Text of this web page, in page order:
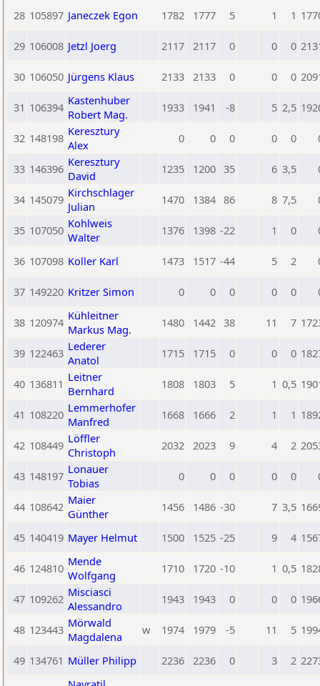
28 105897 Janeczek Egon 1782 1777 5 1 1
29 106008 Jetzl Joerg 2117 2117 0 0 0
30 106050 Jürgens Klaus 2133 2133 0 0 0
31 106394 Kastenhuber
Robert Mag.
1933 1941 -8 5 2,5
32 148198 Keresztury
Alex
0 0 0 0 0
33 146396 Keresztury
David
1235 1200 35 6 3,5
34 145079 Kirchschlager
Julian
1470 1384 86 8 7,5
35 107050 Kohlweis
Walter
1376 1398 -22 1 0
36 107098 Koller Karl 1473 1517 -44 5 2
37 149220 Kritzer Simon 0 0 0 0 0
38 120974 Kühleitner
Markus Mag.
1480 1442 38 11 7
39 122463 Lederer
Anatol
1715 1715 0 0 0
40 136811 Leitner
Bernhard
1808 1803 5 1 0,5
41 108220 Lemmerhofer
Manfred
1668 1666 2 1 1
42 108449 Löffler
Christoph
2032 2023 9 4 2
43 148197 Lonauer
Tobias
0 0 0 0 0
44 108642 Maier
Günther
1456 1486 -30 7 3,5
45 140419 Mayer Helmut 1500 1525 -25 9 4
46 124810 Mende
Wolfgang
1710 1720 -10 1 0,5
47 109262 Misciasci
Alessandro
1943 1943 0 0 0
48 123443 Mörwald
Magdalena
w 1974 1979 -5 11 5
49 134761 Müller Philipp 2236 2236 0 3 2